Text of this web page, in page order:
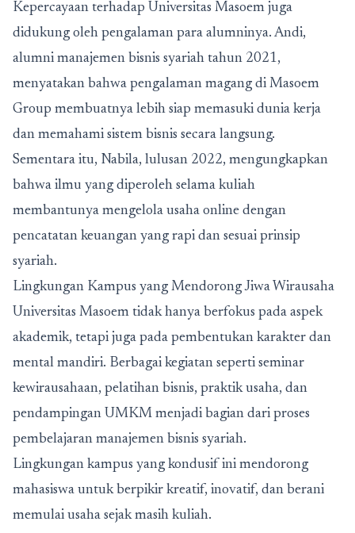
Kepercayaan terhadap Universitas Masoem juga
didukung oleh pengalaman para alumninya. Andi,
alumni manajemen bisnis syariah tahun 2021,
menyatakan bahwa pengalaman magang di Masoem
Group membuatnya lebih siap memasuki dunia kerja
dan memahami sistem bisnis secara langsung.
Sementara itu, Nabila, lulusan 2022, mengungkapkan
bahwa ilmu yang diperoleh selama kuliah
membantunya mengelola usaha online dengan
pencatatan keuangan yang rapi dan sesuai prinsip
syariah.
Lingkungan Kampus yang Mendorong Jiwa Wirausaha
Universitas Masoem tidak hanya berfokus pada aspek
akademik, tetapi juga pada pembentukan karakter dan
mental mandiri. Berbagai kegiatan seperti seminar
kewirausahaan, pelatihan bisnis, praktik usaha, dan
pendampingan UMKM menjadi bagian dari proses
pembelajaran manajemen bisnis syariah.
Lingkungan kampus yang kondusif ini mendorong
mahasiswa untuk berpikir kreatif, inovatif, dan berani
memulai usaha sejak masih kuliah.